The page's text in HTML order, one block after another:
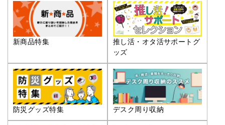
新商品特集
推し活・オタ活サポートグ
ッズ
防災グッズ特集 デスク周り収納